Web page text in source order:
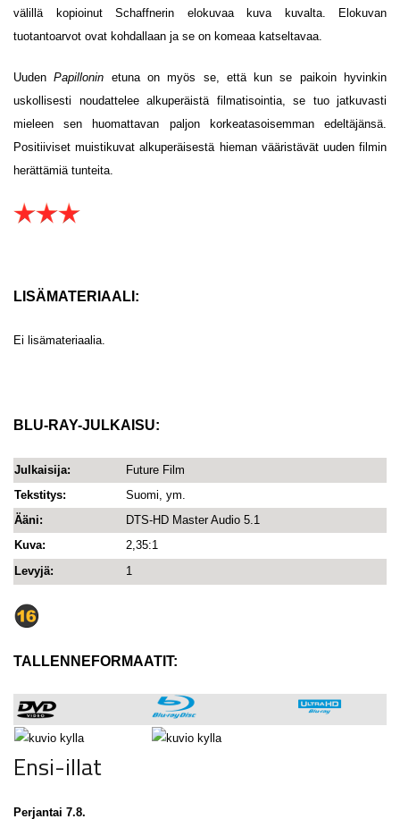
välillä kopioinut Schaffnerin elokuvaa kuva kuvalta. Elokuvan
tuotantoarvot ovat kohdallaan ja se on komeaa katseltavaa.
UudenPapillonin etuna on myös se, että kun se paikoin hyvinkin
uskollisesti noudattelee alkuperäistä filmatisointia, se tuo jatkuvasti
mieleen sen huomattavan paljon korkeatasoisemman edeltäjänsä.
Positiiviset muistikuvat alkuperäisestä hieman vääristävät uuden filmin
herättämiä tunteita.
LISÄMATERIAALI:
Ei lisämateriaalia.
BLU-RAY-JULKAISU:
Julkaisija:
Future Film
Tekstitys:
Suomi, ym.
Ääni:
DTS-HD Master Audio 5.1
Kuva:
2,35:1
Levyjä:
1
TALLENNEFORMAATIT:
Ensi-illat
Perjantai 7.8.